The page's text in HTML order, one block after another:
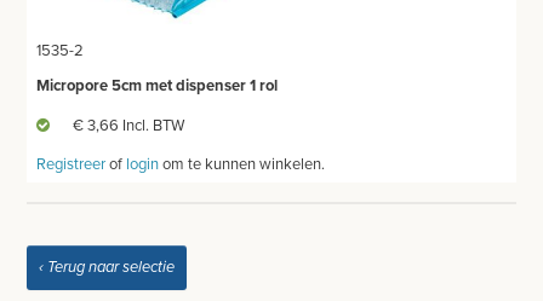
1535-2
Micropore 5cm met dispenser 1 rol
€ 3,66 Incl. BTW
Registreerof loginom te kunnen winkelen.
‹ Terug naar selectie